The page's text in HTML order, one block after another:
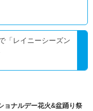
「レイニーシーズン
ョナルデー花火&盆踊り祭